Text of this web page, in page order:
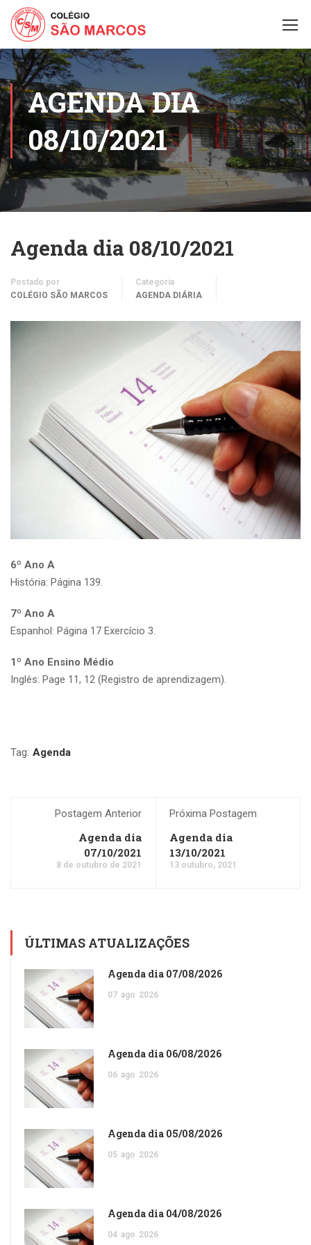
AGENDA DIA
08/10/2021
Agenda dia 08/10/2021
Postado por
COLÉGIO SÃO MARCOS
Categoria
AGENDA DIÁRIA
6º Ano A
História: Página 139.
7º Ano A
Espanhol: Página 17 Exercício 3.
1º Ano Ensino Médio
Inglês: Page 11, 12 (Registro de aprendizagem).
Tag: Agenda
Postagem Anterior
Agenda dia
07/10/2021
8 de outubro de 2021
Próxima Postagem
Agenda dia
13/10/2021
13 outubro, 2021
ÚLTIMAS ATUALIZAÇÕES
Agenda dia 07/08/2026
07 ago 2026
Agenda dia 06/08/2026
06 ago 2026
Agenda dia 05/08/2026
05 ago 2026
Agenda dia 04/08/2026
04 ago 2026